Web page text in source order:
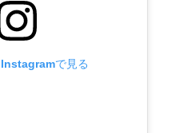
で見る